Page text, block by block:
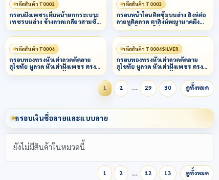
รหัสสินค้า T0002
กรอบฝังเพชรเต็มหน้ายกกระเบาะ
เพชรบนล่าง ข้างลวดเกลียวสามชั้น
น
รหัสสินค้า T0003
กรอบหน้าโอนติดซุ้มบนล่าง สิงห์ต่อ
ลายหูติดลวด ตาสิงห์พญานาคฝัง
เพชร ข้างลวดไข่ปลาผสมหลอด
รหัสสินค้า T0004
กรอบทองทรงหัวเต่าลวดดัดลาย
สุโขทัย หูลวด หัวเต่าฝังเพชร ตรง
กลางยกกนฝระเบาะฝันเพชร
รหัสสินค้า T0004SILVER
กรอบทองทรงหัวเต่าลวดดัดลาย
สุโขทัย หูลวด หัวเต่าฝังเพชร ตรง
กลางยกกนฝระเบาะฝันเพชร
1
2 … 29 30 ดูทั้งหมด
กรอบเงินชื่อลายและแบบลาย
ยังไม่มีสินค้าในหมวดนี้
1 2 … 12 13 ดูทั้งหมด